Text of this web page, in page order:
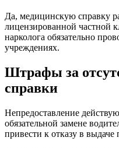
Да, медицинскую справку
лицензированной частной
нарколога обязательно
учреждениях.
Штрафы за
справки
Непредоставление
обязательной замене
привести к отказу в выдаче